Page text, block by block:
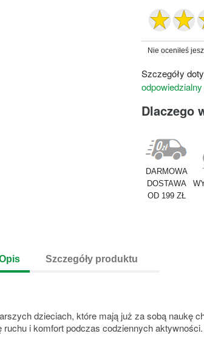
Nie oceniłeś
Szczegóły
Dlaczego
DARMOWA
DOSTAWA
OD 199 ZŁ
Szczegóły produktu
dzieciach, które mają już za sobą naukę
i komfort podczas codziennych aktywności.